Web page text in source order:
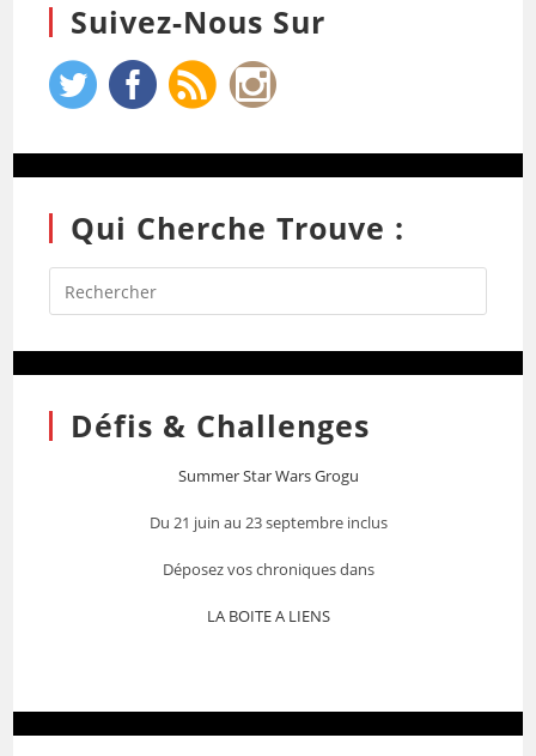
Suivez-Nous Sur
Qui Cherche Trouve :
Défis & Challenges
Summer Star Wars Grogu
Du 21 juin au 23 septembre inclus
Déposez vos chroniques dans
LA BOITE A LIENS